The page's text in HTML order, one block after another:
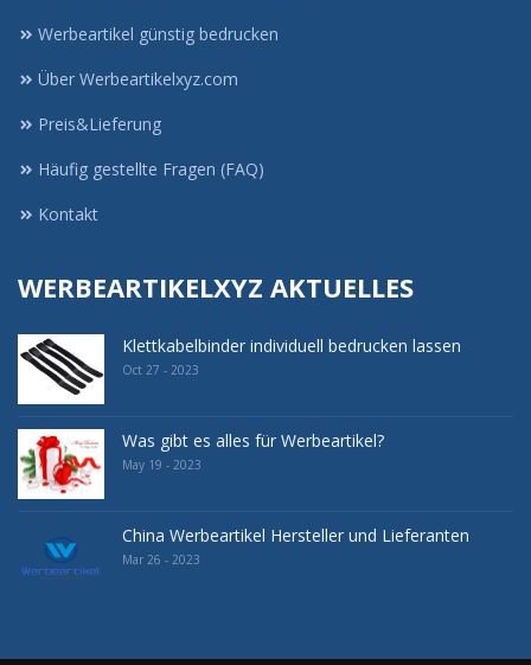
Werbeartikel günstig bedrucken
Über Werbeartikelxyz.com
Preis&Lieferung
Häufig gestellte Fragen (FAQ)
Kontakt
WERBEARTIKELXYZ AKTUELLES
Klettkabelbinder individuell bedrucken lassen
Oct 27 - 2023
Was gibt es alles für Werbeartikel?
May 19 - 2023
China Werbeartikel Hersteller und Lieferanten
Mar 26 - 2023